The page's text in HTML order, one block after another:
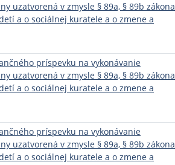
uzatvorená v zmysle § 89a, § 89b zákona
a o sociálnej kuratele a o zmene a
príspevku na vykonávanie
uzatvorená v zmysle § 89a, § 89b zákona
a o sociálnej kuratele a o zmene a
príspevku na vykonávanie
uzatvorená v zmysle § 89a, § 89b zákona
a o sociálnej kuratele a o zmene a